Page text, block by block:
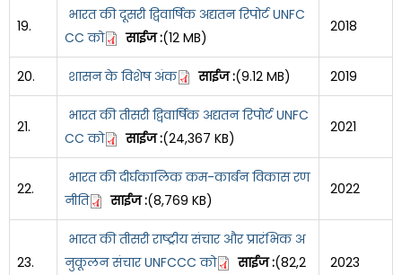
19.
भारत की दूसरी द्विवार्षिक अद्यतन रिपोर्ट UNFC
CC को
साईज :(12 MB)
2018
20. शासन के विशेष अंक साईज :(9.12 MB) 2019
21.
भारत की तीसरी द्विवार्षिक अद्यतन रिपोर्ट UNFC
CC को
साईज :(24,367 KB)
2021
22.
भारत की दीर्घकालिक कम-कार्बन विकास रण
नीति
साईज :(8,769 KB)
2022
23.
भारत की तीसरी राष्ट्रीय संचार और प्रारंभिक अ
नुकूलन संचार UNFCCC को
साईज :(82,2
2023